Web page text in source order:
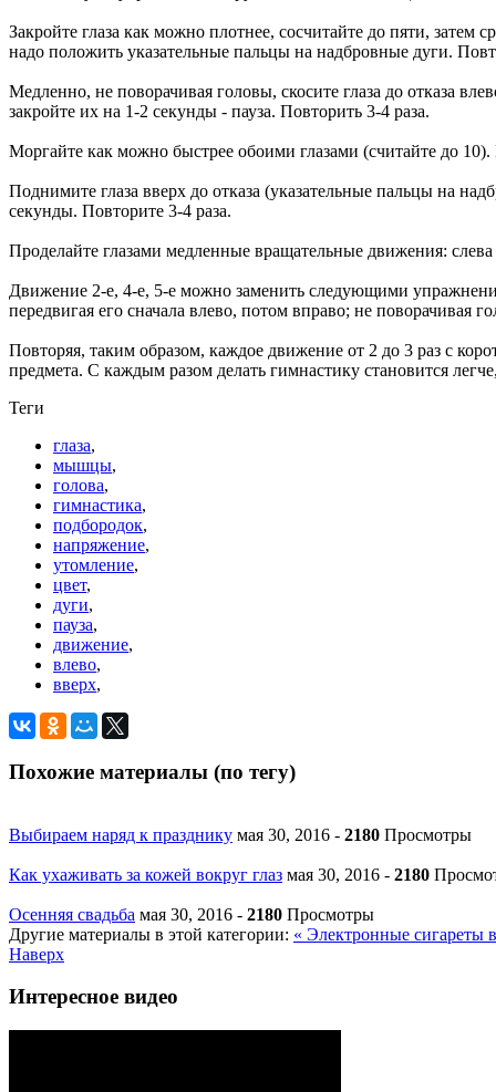
Закройте глаза как можно плотнее, сосчитайте до пяти,
надо положить указательные пальцы на надбровные дуги.
Медленно, не поворачивая головы, скосите глаза до отказа
закройте их на 1-2 секунды - пауза. Повторить 3-4 раза.
Моргайте как можно быстрее обоими глазами (считайте до 10).
Поднимите глаза вверх до отказа (указательные пальцы на
секунды. Повторите 3-4 раза.
Проделайте глазами медленные вращательные движения:
Движение 2-е, 4-е, 5-е можно заменить следующими
передвигая его сначала влево, потом вправо; не поворачивая
Повторяя, таким образом, каждое движение от 2 до 3 раз с
предмета. С каждым разом делать гимнастику становится
Теги
глаза,
мышцы,
голова,
гимнастика,
подбородок,
напряжение,
утомление,
цвет,
дуги,
пауза,
движение,
влево,
вверх,
Похожие материалы (по тегу)
Выбираем наряд к празднику мая 30, 2016 - 2180 Просмотры
Как ухаживать за кожей вокруг глаз мая 30, 2016 - 2180
Осенняя свадьба мая 30, 2016 - 2180 Просмотры
Другие материалы в этой категории: « Электронные сигареты
Наверх
Интересное видео